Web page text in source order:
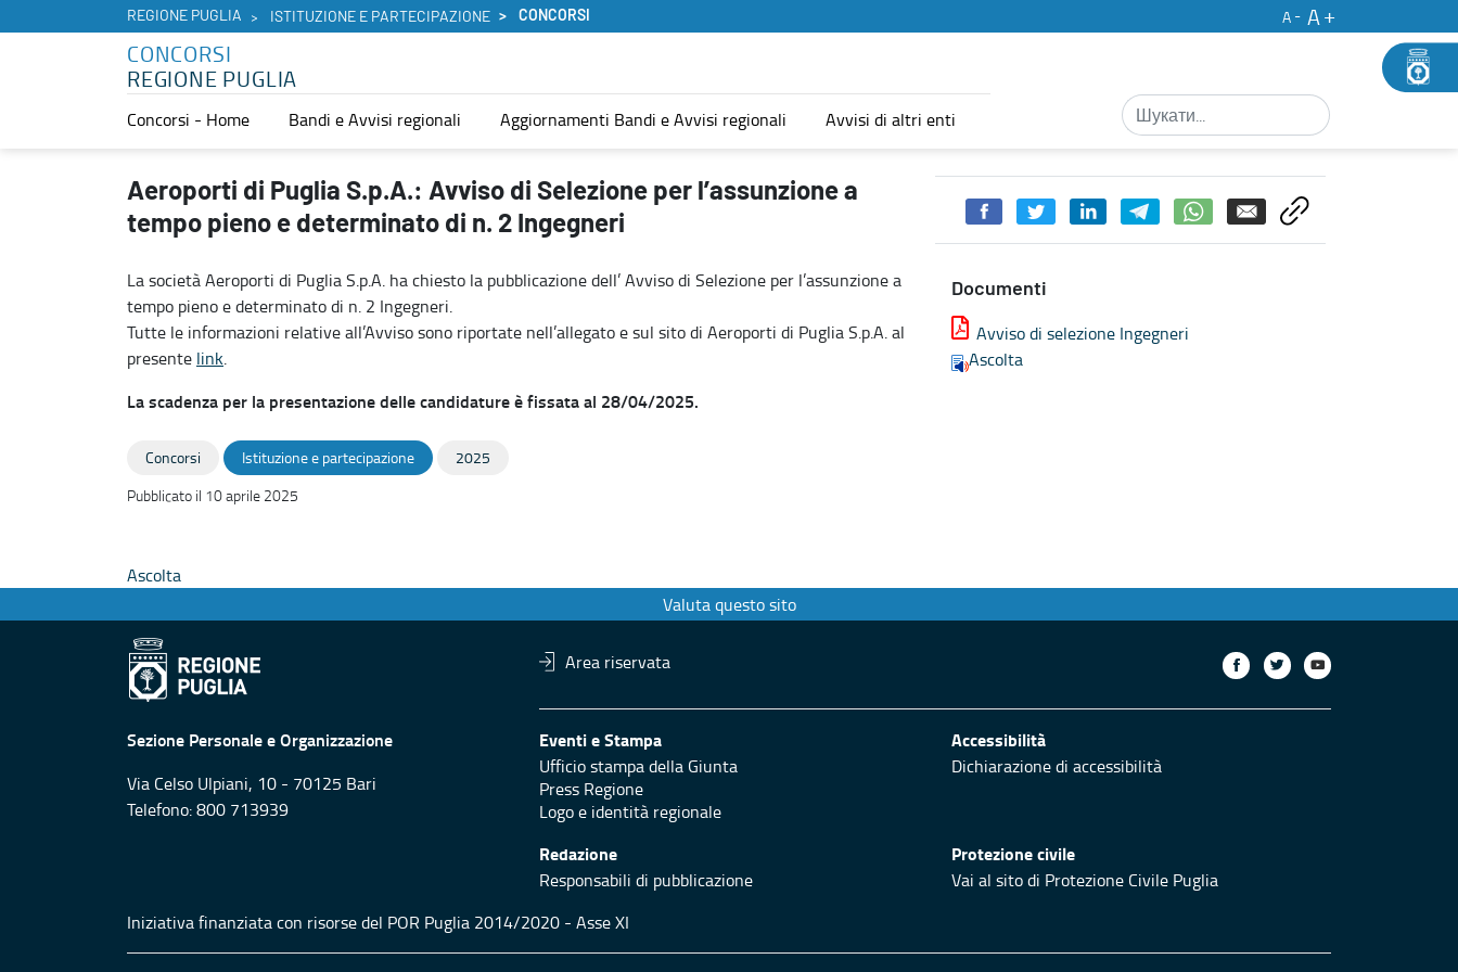
REGIONE PUGLIA ISTITUZIONE E PARTECIPAZIONE CONCORSI A
A
CONCORSI
REGIONE PUGLIA
Concorsi - Home Bandi e Avvisi regionali Aggiornamenti Bandi e Avvisi regionali Avvisi di altri enti
Aeroporti di Puglia S.p.A.: Avviso di Selezione per l’assunzione a tempo pieno e determinato di n. 2 Ingegneri - Concorsi
Aeroporti di Puglia S.p.A.: Avviso di Selezione per l’assunzione a
tempo pieno e determinato di n. 2 Ingegneri
La società Aeroporti di Puglia S.p.A. ha chiesto la pubblicazione dell’ Avviso di Selezione per l’assunzione a
tempo pieno e determinato di n. 2 Ingegneri.
Tutte le informazioni relative all’Avviso sono riportate nell’allegato e sul sito di Aeroporti di Puglia S.p.A. al
presente link.
La scadenza per la presentazione delle candidature è fissata al 28/04/2025.
Documenti
Avviso di selezione Ingegneri
Ascolta
Concorsi Istituzione e partecipazione
2025
Pubblicato il 10 aprile 2025
Ascolta
Valuta questo sito
Area riservata
Sezione Personale e Organizzazione
Via Celso Ulpiani, 10 - 70125 Bari
Telefono: 800 713939
Eventi e Stampa
Ufficio stampa della Giunta
Press Regione
Logo e identità regionale
Accessibilità
Dichiarazione di accessibilità
Redazione
Responsabili di pubblicazione
Protezione civile
Vai al sito di Protezione Civile Puglia
Iniziativa finanziata con risorse del POR Puglia 2014/2020 - Asse XI